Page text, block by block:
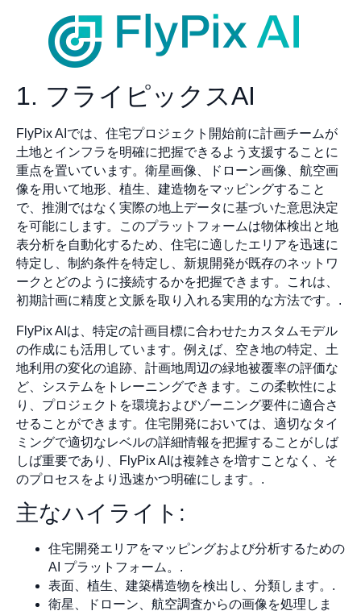
1. フライピックスAI
FlyPix AIでは、住宅プロジェクト開始前に計画チームが
土地とインフラを明確に把握できるよう支援することに
重点を置いています。衛星画像、ドローン画像、航空画
像を用いて地形、植生、建造物をマッピングすること
で、推測ではなく実際の地上データに基づいた意思決定
を可能にします。このプラットフォームは物体検出と地
表分析を自動化するため、住宅に適したエリアを迅速に
特定し、制約条件を特定し、新規開発が既存のネットワ
ークとどのように接続するかを把握できます。これは、
初期計画に精度と文脈を取り入れる実用的な方法です。.
FlyPix AIは、特定の計画目標に合わせたカスタムモデル
の作成にも活用しています。例えば、空き地の特定、土
地利用の変化の追跡、計画地周辺の緑地被覆率の評価な
ど、システムをトレーニングできます。この柔軟性によ
り、プロジェクトを環境およびゾーニング要件に適合さ
せることができます。住宅開発においては、適切なタイ
ミングで適切なレベルの詳細情報を把握することがしば
しば重要であり、FlyPix AIは複雑さを増すことなく、そ
のプロセスをより迅速かつ明確にします。.
主なハイライト:
住宅開発エリアをマッピングおよび分析するための
AI プラットフォーム。.
表面、植生、建築構造物を検出し、分類します。.
衛星、ドローン、航空調査からの画像を処理しま